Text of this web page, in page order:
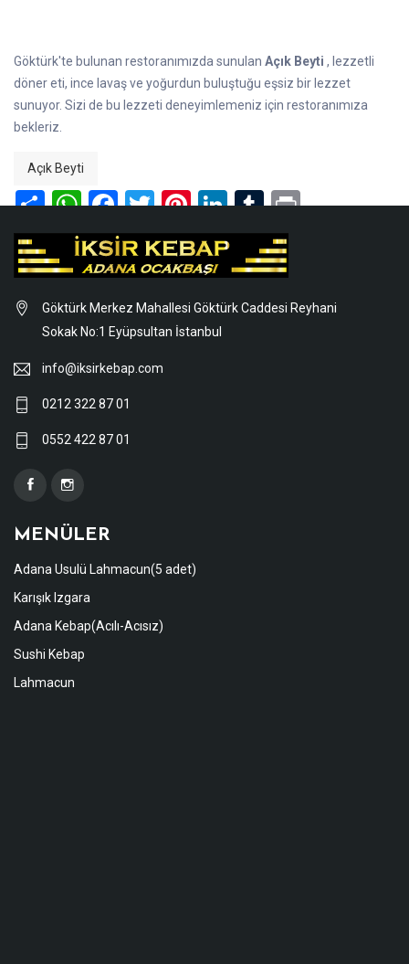
Göktürk'te bulunan restoranımızda sunulan Açık Beyti , lezzetli
döner eti, ince lavaş ve yoğurdun buluştuğu eşsiz bir lezzet
sunuyor. Sizi de bu lezzeti deneyimlemeniz için restoranımıza
bekleriz.
Açık Beyti
Göktürk Merkez Mahallesi Göktürk Caddesi Reyhani
Sokak No:1 Eyüpsultan İstanbul
info@iksirkebap.com
0212 322 87 01
0552 422 87 01
MENÜLER
Adana Usulü Lahmacun(5 adet)
Karışık Izgara
Adana Kebap(Acılı-Acısız)
Sushi Kebap
Lahmacun